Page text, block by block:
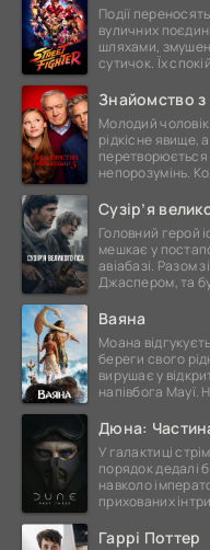
Події
вуличних
шляхами,
сутичок. Їх
Знайомство
Молодий чоловік
рідкісне явище,
перетворюється
непорозумінь.
Сузір’я
Головний герой
мешкає у
авіабазі. Разом
Джаспером, та
Ваяна
Моана
береги свого
вирушає у
напівбога Мауї.
Дюна:
У галактиці
порядок дедалі
навколо
прихованих
Гаррі Поттер